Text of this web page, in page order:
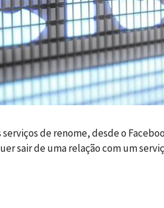
de renome, desde o
sair de uma relação com um